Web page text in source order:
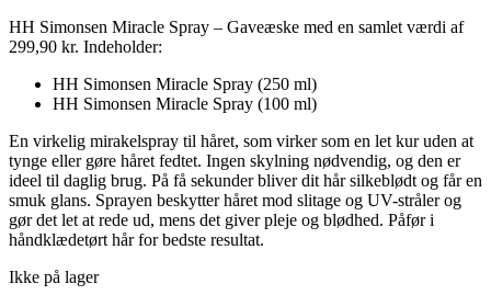
HH Simonsen Miracle Spray – Gaveæske med en samlet værdi af
299,90 kr. Indeholder:
HH Simonsen Miracle Spray (250 ml)
HH Simonsen Miracle Spray (100 ml)
En virkelig mirakelspray til håret, som virker som en let kur uden at
tynge eller gøre håret fedtet. Ingen skylning nødvendig, og den er
ideel til daglig brug. På få sekunder bliver dit hår silkeblødt og får en
smuk glans. Sprayen beskytter håret mod slitage og UV-stråler og
gør det let at rede ud, mens det giver pleje og blødhed. Påfør i
håndklædetørt hår for bedste resultat.
Ikke på lager